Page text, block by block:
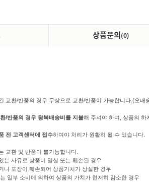
상품문의(0)
교환/반품의 경우 무상으로 교환/반품이 가능합니다.(오
/반품의 경우 왕복배송비를 지불해 주셔야 하며, 상품의 하
전 고객센터에 접수하여야 처리가 원활히 될 수 있습니다.
교환 및 반품이 불가능합니다.
는 사유로 상품이 멸실 또는 훼손된 경우
나 포장이 훼손되어 상품가치가 상실한 경우
일부 소비에 의하여 상품의 가치가 현저히 감소한 경우